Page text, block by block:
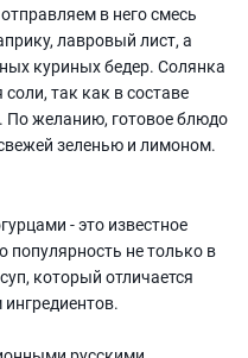
в него смесь
лавровый лист, а
куриных бедер. Солянка
так как в составе
По желанию, готовое блюдо
зеленью и лимоном.
- это известное
популярность не только в
который отличается